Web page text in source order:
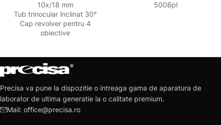
10x/18 mm
Tub trinocular înclinat 30°
Cap revolver pentru 4
obiective
500Bpl
Precisa va pune la dispozitie o intreaga gama de aparatura de
laborator de ultima generatie la o calitate premium.
Mail: office@precisa.ro